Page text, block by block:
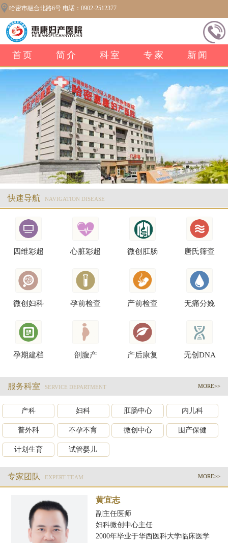
哈密市融合北路6号 电话：0902-2512377
首页 简介 科室 专家 新闻
快速导航 NAVIGATION DISEASE
四维彩超 心脏彩超 微创肛肠 唐氏筛查
微创妇科 孕前检查 产前检查 无痛分娩
孕期建档 剖腹产 产后康复 无创DNA
服务科室 SERVICE DEPARTMENT MORE>>
产科 妇科 肛肠中心 内儿科
普外科 不孕不育 微创中心 围产保健
计划生育 试管婴儿
专家团队 EXPERT TEAM MORE>>
黄宜志
副主任医师
妇科微创中心主任
2000年毕业于华西医科大学临床医学